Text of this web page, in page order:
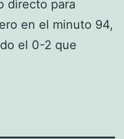
directo para
en el minuto 94,
el 0-2 que